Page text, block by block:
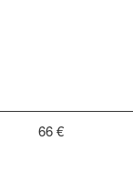
66 €